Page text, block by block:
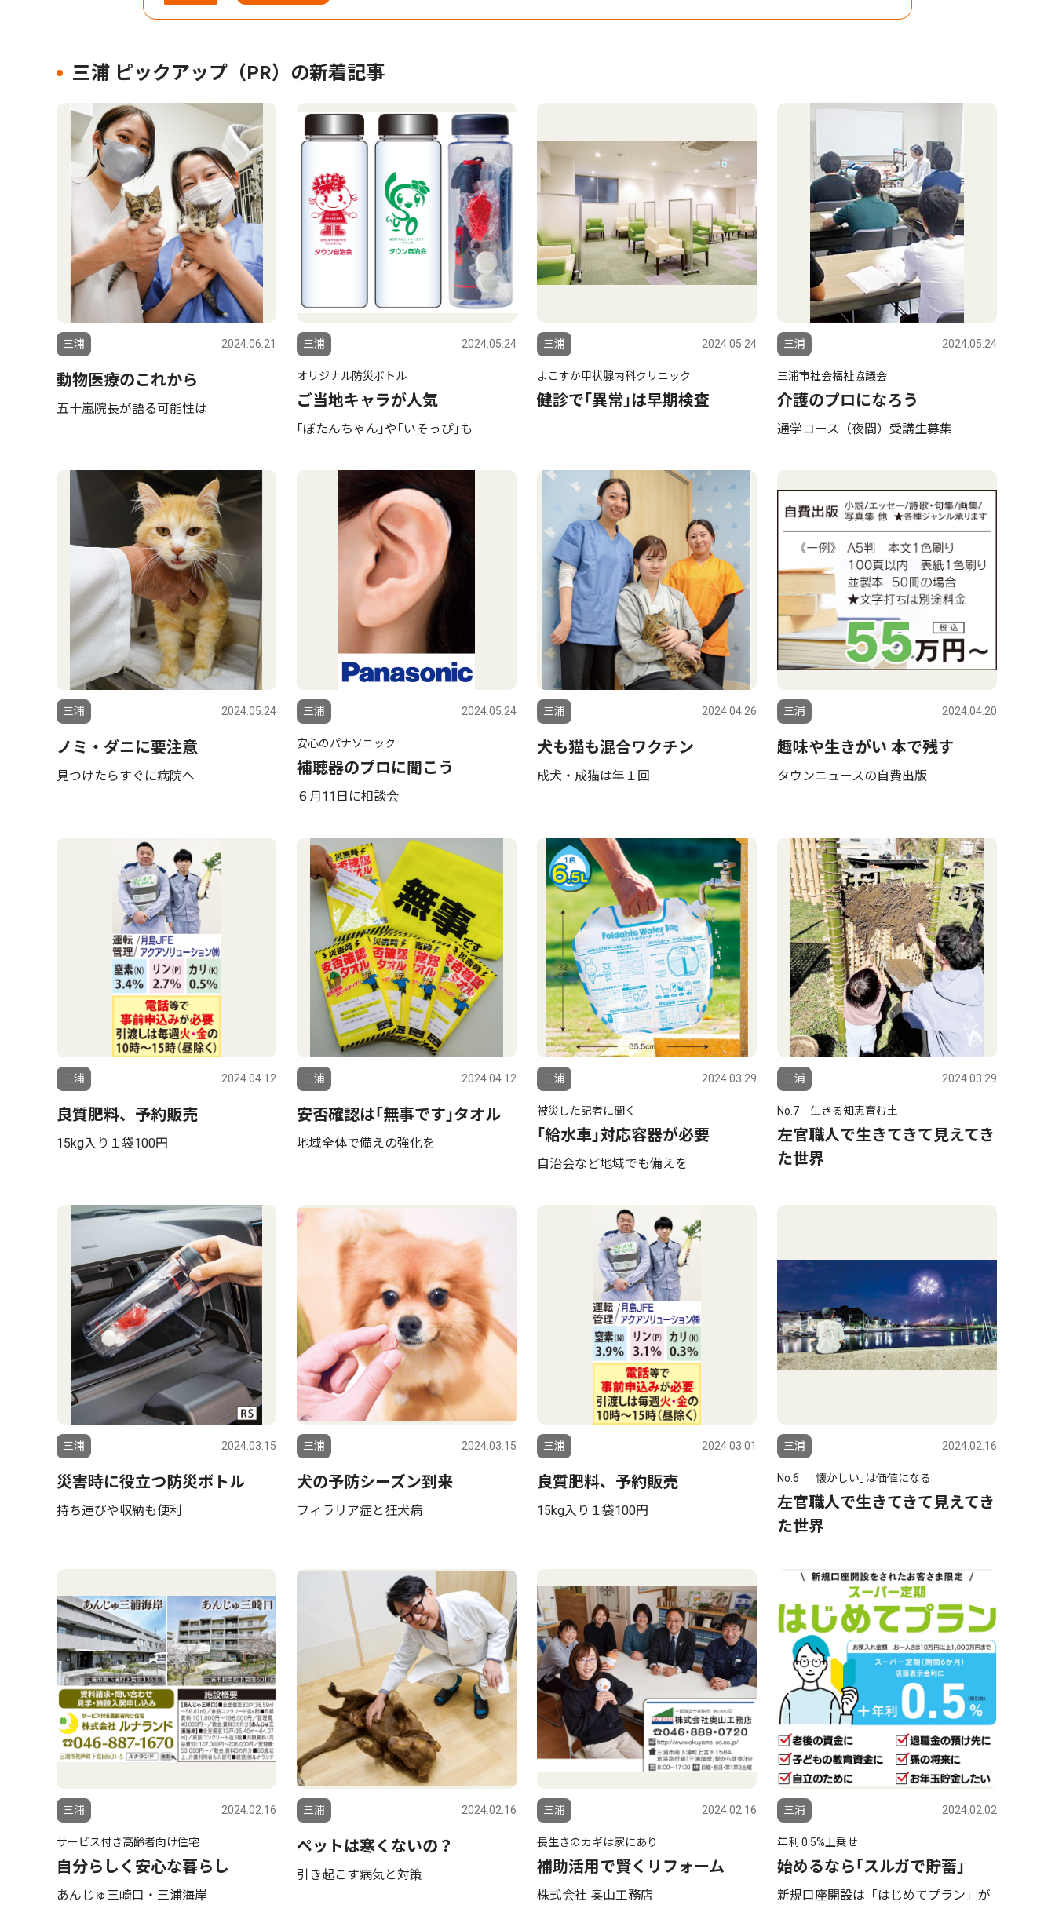
三浦 ピックアップ（PR）の新着記事
三浦 2024.06.21
動物医療のこれから
五十嵐院長が語る可能性は
三浦 2024.05.24
オリジナル防災ボトル
ご当地キャラが人気
｢ぼたんちゃん｣や｢いそっぴ｣も
三浦 2024.05.24
よこすか甲状腺内科クリニック
健診で｢異常｣は早期検査
三浦 2024.05.24
三浦市社会福祉協議会
介護のプロになろう
通学コース（夜間）受講生募集
三浦 2024.05.24
ノミ・ダニに要注意
見つけたらすぐに病院へ
三浦 2024.05.24
安心のパナソニック
補聴器のプロに聞こう
６月11日に相談会
三浦 2024.04.26
犬も猫も混合ワクチン
成犬・成猫は年１回
三浦 2024.04.20
趣味や生きがい 本で残す
タウンニュースの自費出版
三浦 2024.04.12
良質肥料、予約販売
15kg入り１袋100円
三浦 2024.04.12
安否確認は｢無事です｣タオル
地域全体で備えの強化を
三浦 2024.03.29
被災した記者に聞く
｢給水車｣対応容器が必要
自治会など地域でも備えを
三浦 2024.03.29
No.7 生きる知恵育む土
左官職人で生きてきて見えてき
た世界
三浦 2024.03.15
災害時に役立つ防災ボトル
持ち運びや収納も便利
三浦 2024.03.15
犬の予防シーズン到来
フィラリア症と狂犬病
三浦 2024.03.01
良質肥料、予約販売
15kg入り１袋100円
三浦 2024.02.16
No.6 ｢懐かしい｣は価値になる
左官職人で生きてきて見えてき
た世界
三浦 2024.02.16
サービス付き高齢者向け住宅
自分らしく安心な暮らし
あんじゅ三崎口・三浦海岸
三浦 2024.02.16
ペットは寒くないの？
引き起こす病気と対策
三浦 2024.02.16
長生きのカギは家にあり
補助活用で賢くリフォーム
株式会社 奥山工務店
三浦 2024.02.02
年利 0.5%上乗せ
始めるなら｢スルガで貯蓄｣
新規口座開設は「はじめてプラン」が